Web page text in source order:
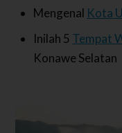
Mengenal Kota
Inilah 5 Tempat
Konawe Selatan